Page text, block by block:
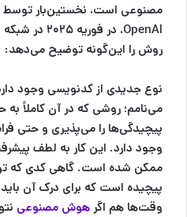
مصنوعی است، نخستین‌بار توسط
روش را این‌گونه توضیح می‌دهد:
نوع جدیدی از کدنویسی وجود
می‌نامم؛ روشی که در آن کاملاً
پیچیدگی‌ها را می‌پذیری و حتی
وجود دارد. این کار به لطف
ممکن شده است. گاهی کدی که
پیچیده است که برای درک آن
وقت‌ها هم اگر هوش مصنوعی